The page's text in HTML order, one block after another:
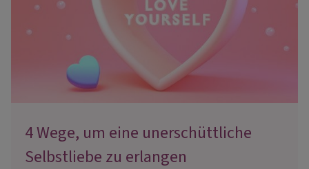
4 Wege, um eine unerschüttliche
Selbstliebe zu erlangen